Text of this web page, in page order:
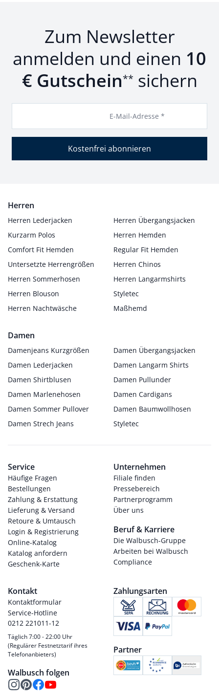
Zum Newsletter
anmelden und einen 10
€ Gutschein** sichern
E-Mail-Adresse *
Kostenfrei abonnieren
Herren
Herren Lederjacken
Herren Übergangsjacken
Kurzarm Polos
Herren Hemden
Comfort Fit Hemden
Regular Fit Hemden
Untersetzte Herrengrößen
Herren Chinos
Herren Sommerhosen
Herren Langarmshirts
Herren Blouson
Styletec
Herren Nachtwäsche
Maßhemd
Damen
Damenjeans Kurzgrößen
Damen Übergangsjacken
Damen Lederjacken
Damen Langarm Shirts
Damen Shirtblusen
Damen Pullunder
Damen Marlenehosen
Damen Cardigans
Damen Sommer Pullover
Damen Baumwollhosen
Damen Strech Jeans
Styletec
Service
Häufige Fragen
Bestellungen
Zahlung & Erstattung
Lieferung & Versand
Retoure & Umtausch
Login & Registrierung
Online-Katalog
Katalog anfordern
Geschenk-Karte
Unternehmen
Filiale finden
Pressebereich
Partnerprogramm
Über uns
Beruf & Karriere
Die Walbusch-Gruppe
Arbeiten bei Walbusch
Compliance
Kontakt
Kontaktformular
Service-Hotline
0212 221011-12
Täglich 7:00 - 22:00 Uhr
(Regulärer Festnetztarif ihres
Telefonanbieters)
Walbusch folgen
Zahlungsarten
Partner